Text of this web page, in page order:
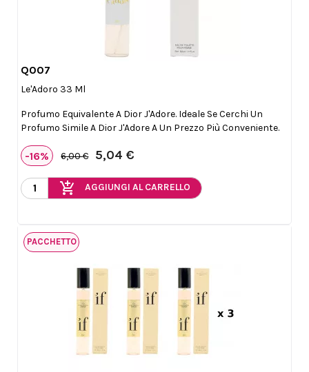
Q007
Le'Adoro 33 Ml
Profumo Equivalente A Dior J'Adore. Ideale Se Cerchi Un
Profumo Simile A Dior J'Adore A Un Prezzo Più Conveniente.
-16% 6,00 € 5,04 €
add_shopping_cart AGGIUNGI AL CARRELLO
PACCHETTO